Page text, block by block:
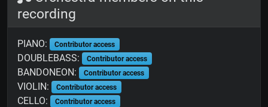
recording
PIANO: Contributor access
DOUBLEBASS: Contributor access
BANDONEON: Contributor access
VIOLIN: Contributor access
CELLO: Contributor access